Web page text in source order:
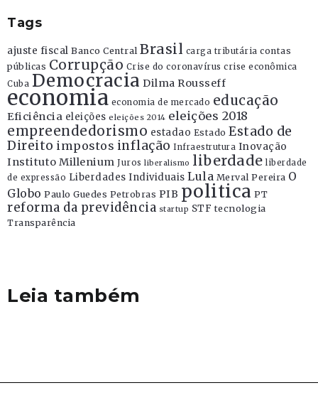
Tags
ajuste fiscal Banco Central Brasil carga tributária contas
públicas Corrupção Crise do coronavírus crise econômica
Cuba Democracia Dilma Rousseff
economia economia de mercado educação
Eficiência eleições eleições 2014 eleições 2018
empreendedorismo estadao Estado Estado de
Direito impostos inflação Infraestrutura Inovação
Instituto Millenium Juros liberalismo liberdade liberdade
de expressão Liberdades Individuais Lula Merval Pereira O
Globo Paulo Guedes Petrobras PIB politica PT
reforma da previdência startup STF tecnologia
Transparência
Leia também